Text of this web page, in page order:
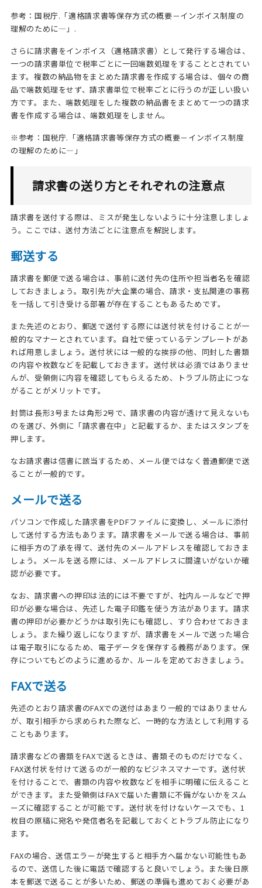
参考： 国税庁.「適格請求書等保存方式の概要－インボイス制度の
理解のために―」.
さらに請求書をインボイス（適格請求書）として発行する場合は、
一つの請求書単位で税率ごとに一回端数処理をすることとされてい
ます。複数の納品物をまとめた請求書を作成する場合は、個々の商
品で端数処理をせず、請求書単位で税率ごとに行うのが正しい扱い
方です。また、端数処理をした複数の納品書をまとめて一つの請求
書を作成する場合は、端数処理をしません。
※参考： 国税庁.「適格請求書等保存方式の概要－インボイス制度
の理解のために―」
請求書の送り方とそれぞれの注意点
請求書を送付する際は、ミスが発生しないように十分注意しましょ
う。ここでは、送付方法ごとに注意点を解説します。
郵送する
請求書を郵便で送る場合は、事前に送付先の住所や担当者名を確認
しておきましょう。取引先が大企業の場合、請求・支払関連の事務
を一括して引き受ける部署が存在することもあるためです。
また先述のとおり、郵送で送付する際には送付状を付けることが一
般的なマナーとされています。自社で使っているテンプレートがあ
れば用意しましょう。送付状には一般的な挨拶の他、同封した書類
の内容や枚数などを記載しておきます。送付状は必須ではありませ
んが、受領側に内容を確認してもらえるため、トラブル防止につな
がることがメリットです。
封筒は長形3号または角形2号で、請求書の内容が透けて見えないも
のを選び、外側に「請求書在中」と記載するか、またはスタンプを
押します。
なお請求書は信書に該当するため、メール便ではなく普通郵便で送
ることが一般的です。
メールで送る
パソコンで作成した請求書をPDFファイルに変換し、メールに添付
して送付する方法もあります。請求書をメールで送る場合は、事前
に相手方の了承を得て、送付先のメールアドレスを確認しておきま
しょう。メールを送る際には、メールアドレスに間違いがないか確
認が必要です。
なお、請求書への押印は法的には不要ですが、社内ルールなどで押
印が必要な場合は、先述した電子印鑑を使う方法があります。請求
書の押印が必要かどうかは取引先にも確認し、すり合わせておきま
しょう。また繰り返しになりますが、請求書をメールで送った場合
は電子取引になるため、電子データを保存する義務があります。保
存についてもどのように進めるか、ルールを定めておきましょう。
FAXで送る
先述のとおり請求書のFAXでの送付はあまり一般的ではありません
が、取引相手から求められた際など、一時的な方法として利用する
こともあります。
請求書などの書類をFAXで送るときは、書類そのものだけでなく、
FAX送付状を付けて送るのが一般的なビジネスマナーです。送付状
を付けることで、書類の内容や枚数などを相手に明確に伝えること
ができます。また受領側はFAXで届いた書類に不備がないかをスム
ーズに確認することが可能です。送付状を付けないケースでも、1
枚目の原稿に宛名や発信者名を記載しておくとトラブル防止になり
ます。
FAXの場合、送信エラーが発生すると相手方へ届かない可能性もあ
るので、送信した後に電話で確認すると良いでしょう。また後日原
本を郵送で送ることが多いため、郵送の準備も進めておく必要があ